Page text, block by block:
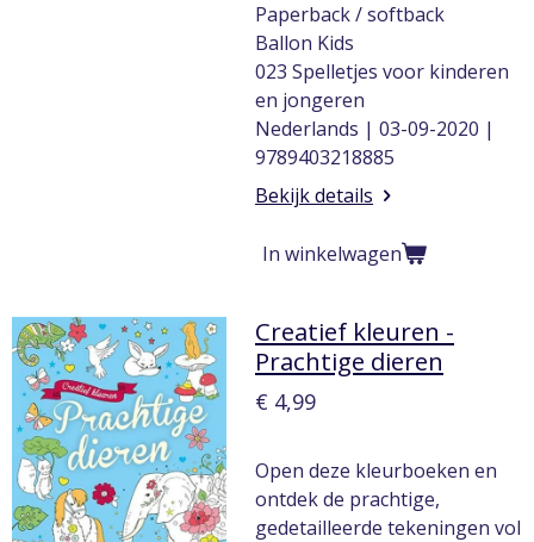
Paperback / softback
Ballon Kids
023 Spelletjes voor kinderen
en jongeren
Nederlands | 03-09-2020 |
9789403218885
Bekijk details
In winkelwagen
Creatief kleuren -
Prachtige dieren
€ 4,99
Open deze kleurboeken en
ontdek de prachtige,
gedetailleerde tekeningen vol